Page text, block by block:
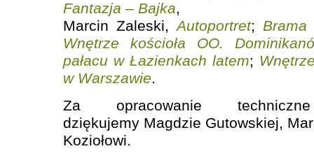
Fantazja – Bajka,
Marcin Zaleski,Autoportret; Brama
Wnętrze kościoła OO.
pałacu w Łazienkach latem;
w Warszawie.
Za opracowanie
dziękujemy Magdzie Gutowskiej,
Koziołowi.